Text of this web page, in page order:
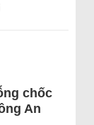
chốc
An